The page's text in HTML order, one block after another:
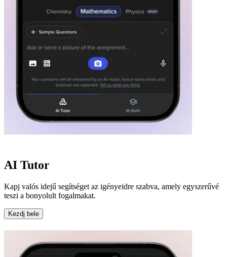
AI Tutor
Kapj valós idejű segítséget az igényeidre szabva, amely egyszerűvé
teszi a bonyolult fogalmakat.
Kezdj bele